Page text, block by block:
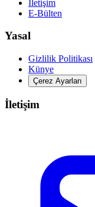
İletişim
E-Bülten
Yasal
Gizlilik Politikası
Künye
Çerez Ayarları
İletişim